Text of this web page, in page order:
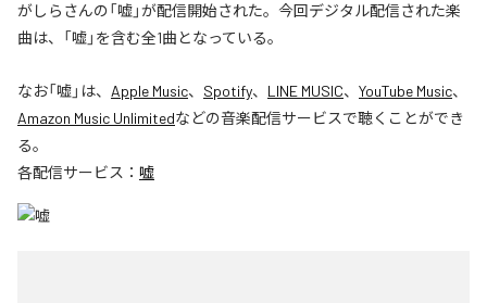
がしらさんの「嘘」が配信開始された。今回デジタル配信された楽
曲は、「嘘」を含む全1曲となっている。
なお「嘘」は、 Apple Music、 Spotify、 LINE MUSIC、 YouTube Music、
Amazon Music Unlimitedなどの音楽配信サービスで聴くことができ
る。
各配信サービス： 嘘